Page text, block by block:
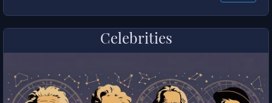
Celebrities